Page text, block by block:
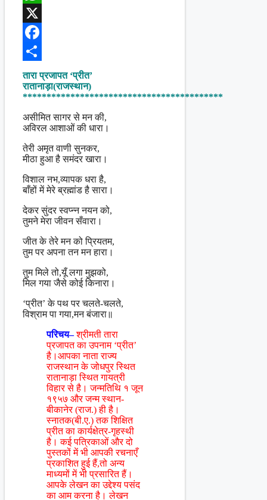
WhatsApp
X
Facebook
Share
तारा प्रजापत ‘प्रीत’
रातानाड़ा(राजस्थान)
******************************************
असीमित सागर से मन की,
अविरल आशाओं की धारा।
तेरी अमृत वाणी सुनकर,
मीठा हुआ है समंदर खारा।
विशाल नभ,व्यापक धरा है,
बाँहों में मेरे ब्रह्मांड है सारा।
देकर सुंदर स्वप्न्न नयन को,
तुमने मेरा जीवन सँवारा।
जीत के तेरे मन को प्रियतम,
तुम पर अपना तन मन हारा।
तुम मिले तो,यूँ लगा मुझको,
मिल गया जैसे कोई किनारा।
‘प्रीत’ के पथ पर चलते-चलते,
विश्राम पा गया,मन बंजारा॥
परिचय– श्रीमती तारा
प्रजापत का उपनाम ‘प्रीत’
है।आपका नाता राज्य
राजस्थान के जोधपुर स्थित
रातानाड़ा स्थित गायत्री
विहार से है। जन्मतिथि १ जून
१९५७ और जन्म स्थान-
बीकानेर (राज.) ही है।
स्नातक(बी.ए.) तक शिक्षित
प्रीत का कार्यक्षेत्र-गृहस्थी
है। कई पत्रिकाओं और दो
पुस्तकों में भी आपकी रचनाएँ
प्रकाशित हुई हैं,तो अन्य
माध्यमों में भी प्रसारित हैं।
आपके लेखन का उद्देश्य पसंद
का आम करना है। लेखन